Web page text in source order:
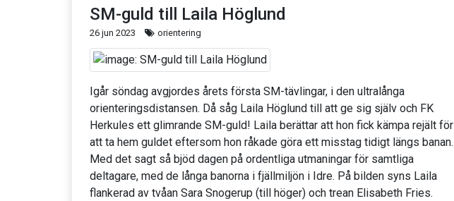
SM-guld till Laila Höglund
26 jun 2023 orientering
Igår söndag avgjordes årets första SM-tävlingar, i den ultralånga
orienteringsdistansen. Då såg Laila Höglund till att ge sig själv och FK
Herkules ett glimrande SM-guld! Laila berättar att hon fick kämpa rejält för
att ta hem guldet eftersom hon råkade göra ett misstag tidigt längs banan.
Med det sagt så bjöd dagen på ordentliga utmaningar för samtliga
deltagare, med de långa banorna i fjällmiljön i Idre. På bilden syns Laila
flankerad av tvåan Sara Snogerup (till höger) och trean Elisabeth Fries.